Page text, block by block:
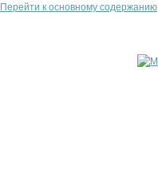
Перейти к основному содержанию